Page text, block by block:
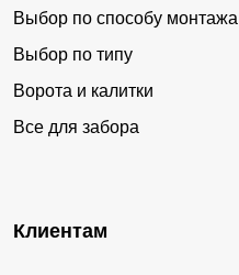
Выбор по способу монтажа
Выбор по типу
Ворота и калитки
Все для забора
Клиентам